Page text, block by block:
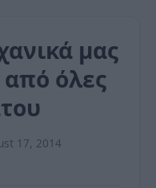
μας
όλες
17, 2014